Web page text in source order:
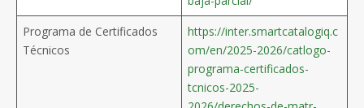
Programa de Certificados
Técnicos
https://inter.smartcatalogiq.c
om/en/2025-2026/catlogo-
programa-certificados-
tcnicos-2025-